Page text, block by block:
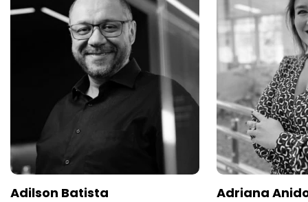
Adilson Batista Adriana